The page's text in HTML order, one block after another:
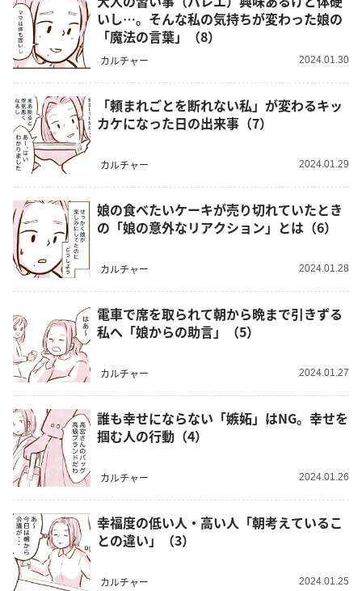
いし…。そんな私の気持ちが変わった娘の
「魔法の言葉」（8）
カルチャー 2024.01.30
「頼まれごとを断れない私」が変わるキッ
カケになった日の出来事（7）
カルチャー 2024.01.29
娘の食べたいケーキが売り切れていたとき
の「娘の意外なリアクション」とは（6）
カルチャー 2024.01.28
電車で席を取られて朝から晩まで引きずる
私へ「娘からの助言」（5）
カルチャー 2024.01.27
誰も幸せにならない「嫉妬」はNG。幸せを
掴む人の行動（4）
カルチャー 2024.01.26
幸福度の低い人・高い人「朝考えているこ
との違い」（3）
カルチャー 2024.01.25